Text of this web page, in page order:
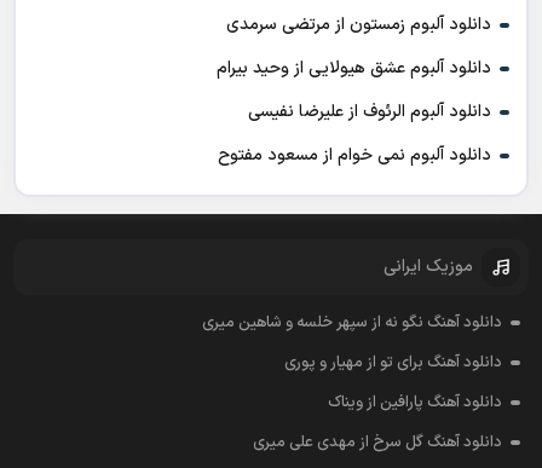
دانلود آلبوم زمستون از مرتضی سرمدی
دانلود آلبوم عشق هیولایی از وحید بیرام
دانلود آلبوم الرئوف از علیرضا نفیسی
دانلود آلبوم نمی خوام از مسعود مفتوح
موزیک ایرانی
دانلود آهنگ نگو نه از سپهر خلسه و شاهین میری
دانلود آهنگ برای تو از مهیار و پوری
دانلود آهنگ پارافین از ویناک
دانلود آهنگ گل سرخ از مهدی علی میری